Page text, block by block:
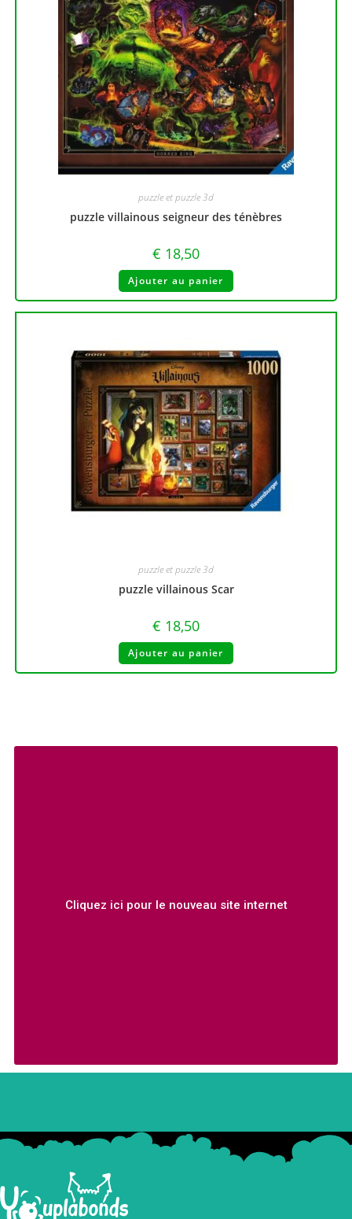
puzzle et puzzle 3d
puzzle villainous seigneur des ténèbres
€ 18,50
Ajouter au panier
puzzle et puzzle 3d
puzzle villainous Scar
€ 18,50
Ajouter au panier
Cliquez ici pour le nouveau site internet